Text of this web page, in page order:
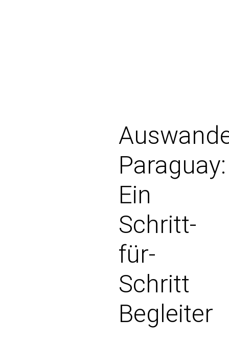
Paraguay:
Ein
Schritt-
für-
Schritt
Begleiter